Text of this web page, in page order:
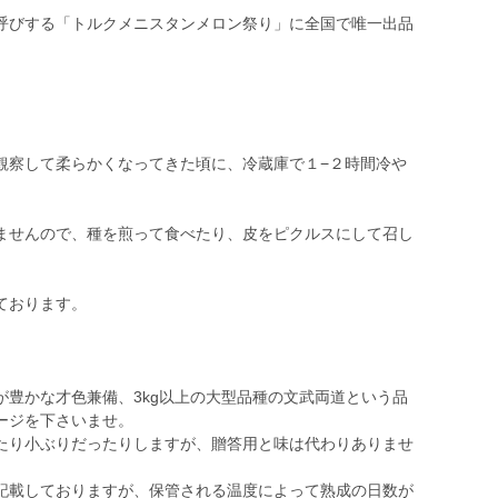
する「トルクメニスタンメロン祭り」に全国で唯一出品
して柔らかくなってきた頃に、冷蔵庫で１−２時間冷や
んので、種を煎って食べたり、皮をピクルスにして召し
ります。
かな才色兼備、3kg以上の大型品種の文武両道という品
を下さいませ。
小ぶりだったりしますが、贈答用と味は代わりありませ
しておりますが、保管される温度によって熟成の日数が